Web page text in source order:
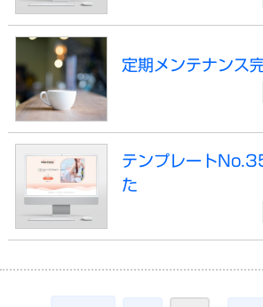
定期メンテナンス
テンプレート
た